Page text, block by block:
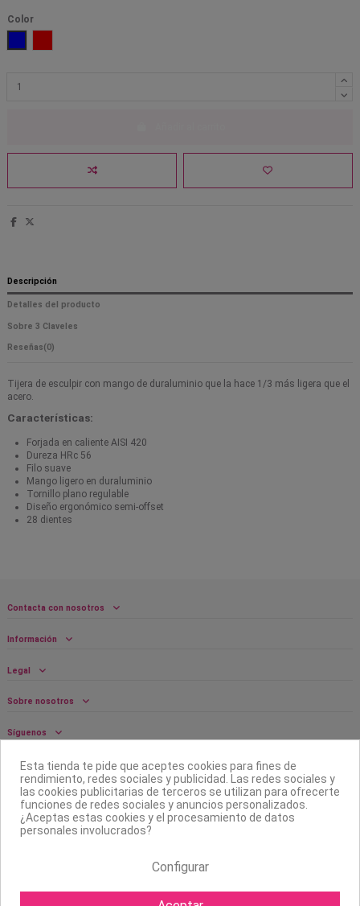
Color
Descripción
Detalles del producto
Sobre 3 Claveles
Reseñas(0)
Tijera de esculpir con mango de duraluminio que la hace 1/3 más ligera que el
acero.
Características:
Forjada en caliente AISI 420
Dureza HRc 56
Filo suave
Mango ligero en duraluminio
Tornillo plano regulable
Diseño ergonómico semi-offset
28 dientes
Contacta con nosotros
Información
Legal
Sobre nosotros
Síguenos
Boletín
Esta tienda te pide que aceptes cookies para fines de
rendimiento, redes sociales y publicidad. Las redes sociales y
las cookies publicitarias de terceros se utilizan para ofrecerte
funciones de redes sociales y anuncios personalizados.
¿Aceptas estas cookies y el procesamiento de datos
personales involucrados?
Configurar